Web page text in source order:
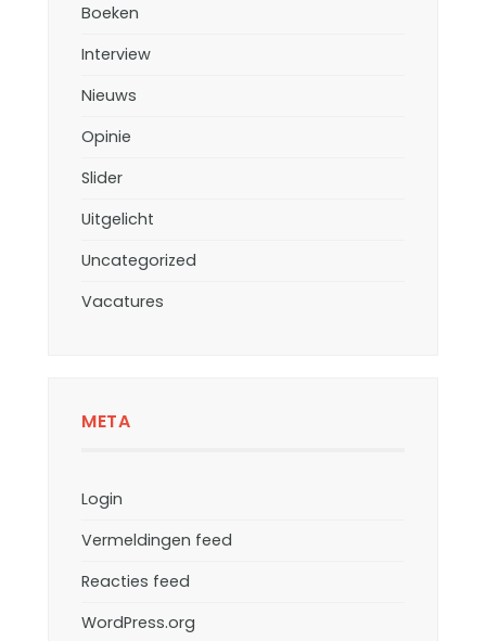
Boeken
Interview
Nieuws
Opinie
Slider
Uitgelicht
Uncategorized
Vacatures
META
Login
Vermeldingen feed
Reacties feed
WordPress.org